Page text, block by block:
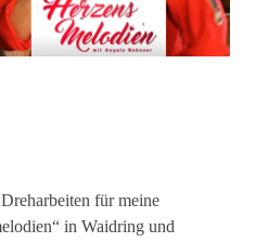
für meine
in Waidring und